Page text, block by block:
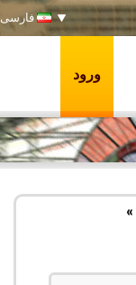
فارسی
ورود